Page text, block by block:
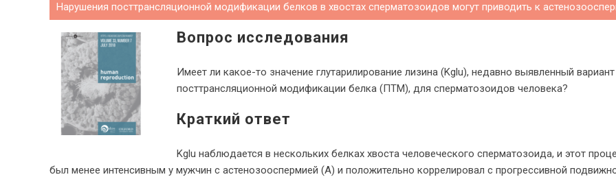
Нарушения посттрансляционной модификации белков в хвостах сперматозоидов могут приводить к
Вопрос исследования
Имеет ли какое-то значение глутарилирование лизина (Kglu), недавно выявленный вариант
посттрансляционной модификации белка (ПТМ), для сперматозоидов человека?
Краткий ответ
Kglu наблюдается в нескольких белках хвоста человеческого сперматозоида, и этот
был менее интенсивным у мужчин с астенозооспермией (А) и положительно коррелировал с прогрессивной